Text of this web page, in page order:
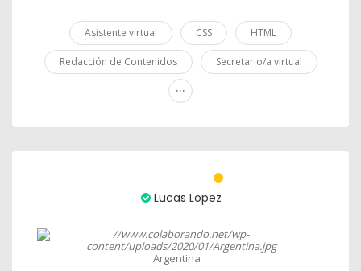
Asistente virtual CSS HTML
Redacción de Contenidos Secretario/a virtual
...
Lucas Lopez
Argentina